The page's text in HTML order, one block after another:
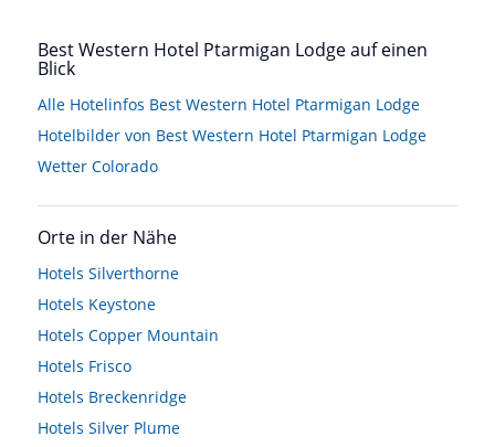
Best Western Hotel Ptarmigan Lodge auf einen
Blick
Alle Hotelinfos Best Western Hotel Ptarmigan Lodge
Hotelbilder von Best Western Hotel Ptarmigan Lodge
Wetter Colorado
Orte in der Nähe
Hotels Silverthorne
Hotels Keystone
Hotels Copper Mountain
Hotels Frisco
Hotels Breckenridge
Hotels Silver Plume